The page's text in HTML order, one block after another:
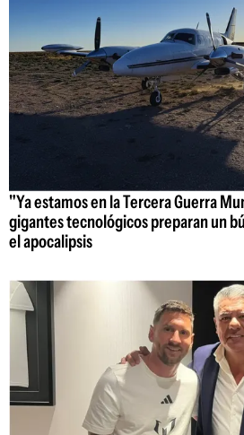
"Ya estamos en la Tercera Guerra
gigantes tecnológicos preparan un
el apocalipsis